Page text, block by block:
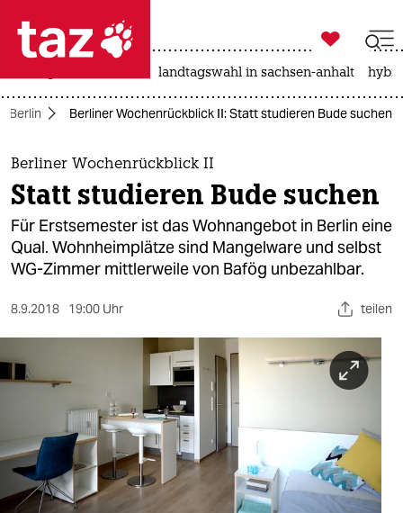
 taz zahl ich
taz zahl ich
themen
politik
öko
sport
nord
wahrheit

taz zahl ich
landtagswahl in sachsen-anhalt
Berlin Berliner Wochenrückblick II: Statt studieren Bude suchen
Berliner Wochenrückblick II
Statt studieren Bude suchen
Für Erstsemester ist das Wohnangebot in Berlin eine
Qual. Wohnheimplätze sind Mangelware und selbst
WG-Zimmer mittlerweile von Bafög unbezahlbar.
8.9.2018 19:00 Uhr teilen